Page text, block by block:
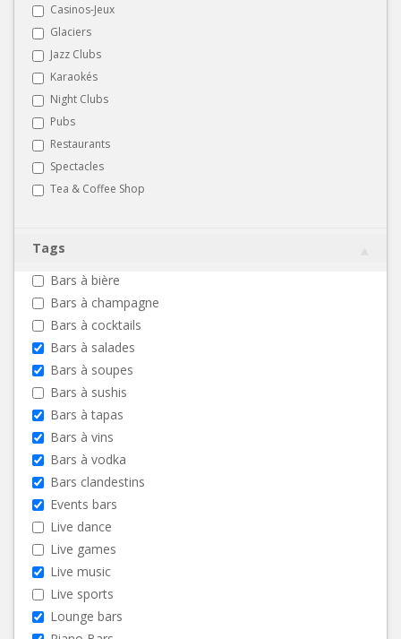
Casinos-Jeux
Glaciers
Jazz Clubs
Karaokés
Night Clubs
Pubs
Restaurants
Spectacles
Tea & Coffee Shop
Tags
Bars à bière
Bars à champagne
Bars à cocktails
Bars à salades
Bars à soupes
Bars à sushis
Bars à tapas
Bars à vins
Bars à vodka
Bars clandestins
Events bars
Live dance
Live games
Live music
Live sports
Lounge bars